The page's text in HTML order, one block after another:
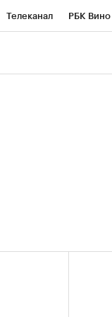
Телеканал РБК Вино